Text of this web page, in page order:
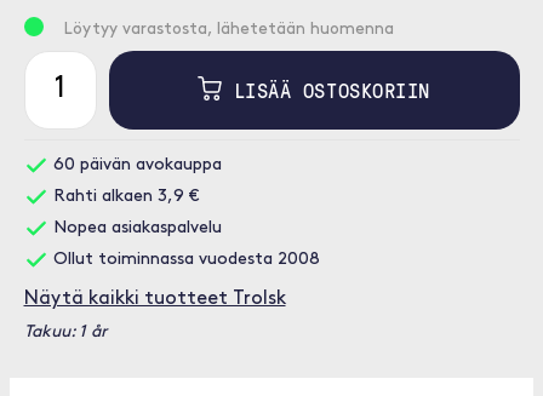
Löytyy varastosta, lähetetään huomenna
LISÄÄ OSTOSKORIIN
60 päivän avokauppa
Rahti alkaen 3,9 €
Nopea asiakaspalvelu
Ollut toiminnassa vuodesta 2008
Näytä kaikki tuotteet Trolsk
Takuu: 1 år